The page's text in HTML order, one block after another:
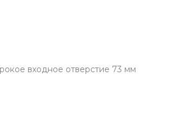
входное отверстие 73 мм